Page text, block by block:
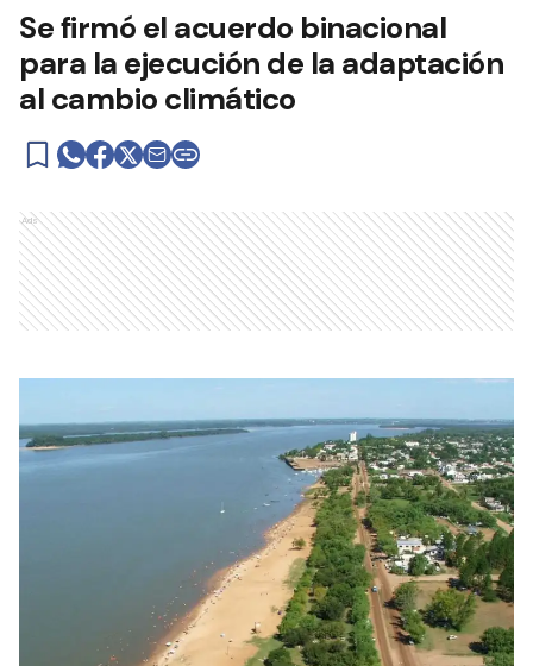
Se firmó el acuerdo binacional
para la ejecución de la adaptación
al cambio climático
Ads